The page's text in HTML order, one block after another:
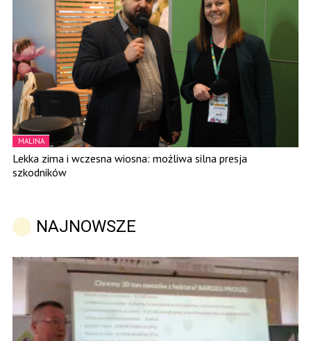
MALINA
Lekka zima i wczesna wiosna: możliwa silna presja
szkodników
NAJNOWSZE